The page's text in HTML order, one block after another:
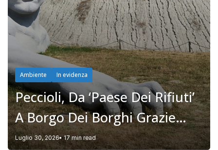
Ambiente In evidenza
Peccioli, Da ‘paese Dei Rifiuti’
A Borgo Dei Borghi Grazie
(anche) A Una Discarica
Luglio 30, 2026 17 min read